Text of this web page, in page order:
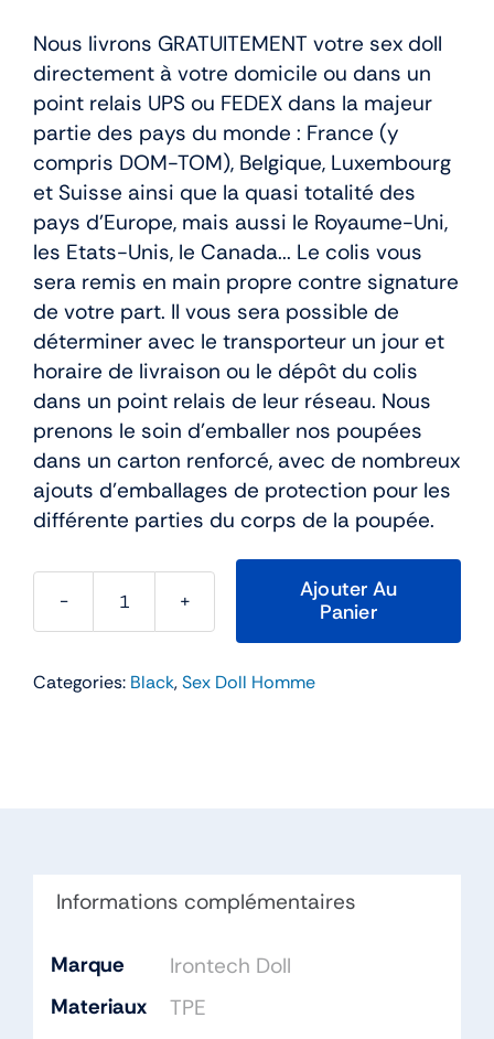
Nous livrons GRATUITEMENT votre sex doll
directement à votre domicile ou dans un
point relais UPS ou FEDEX dans la majeur
partie des pays du monde : France (y
compris DOM-TOM), Belgique, Luxembourg
et Suisse ainsi que la quasi totalité des
pays d’Europe, mais aussi le Royaume-Uni,
les Etats-Unis, le Canada... Le colis vous
sera remis en main propre contre signature
de votre part. Il vous sera possible de
déterminer avec le transporteur un jour et
horaire de livraison ou le dépôt du colis
dans un point relais de leur réseau. Nous
prenons le soin d’emballer nos poupées
dans un carton renforcé, avec de nombreux
ajouts d’emballages de protection pour les
différente parties du corps de la poupée.
quantité
Love
Ajouter Au
Panier
Categories: Black,Sex Doll Homme
Informations complémentaires
Marque
Irontech Doll
Materiaux
TPE